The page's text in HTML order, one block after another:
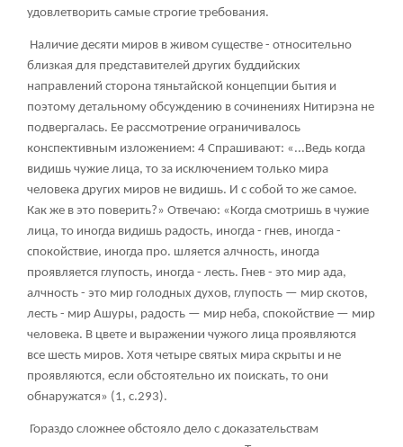
удовлетворить самые строгие требования.
Наличие десяти миров в живом существе - относительно
близкая для представителей других буддийских
направлений сторона тяньтайской концепции бытия и
поэтому детальному обсуждению в сочинениях Нитирэна не
подвергалась. Ее рассмотрение ограничивалось
конспективным изложением: 4 Спрашивают: «...Ведь когда
видишь чужие лица, то за исключением только мира
человека других миров не видишь. И с собой то же самое.
Как же в это поверить?» Отвечаю: «Когда смотришь в чужие
лица, то иногда видишь радость, иногда - гнев, иногда -
спокойствие, иногда про. шляется алчность, иногда
проявляется глупость, иногда - лесть. Гнев - это мир ада,
алчность - это мир голодных духов, глупость — мир скотов,
лесть - мир Ашуры, радость — мир неба, спокойствие — мир
человека. В цвете и выражении чужого лица проявляются
все шесть миров. Хотя четыре святых мира скрыты и не
проявляются, если обстоятельно их поискать, то они
обнаружатся» (1, с.293).
Гораздо сложнее обстояло дело с доказательствам